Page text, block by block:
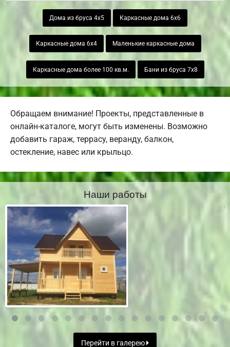
Дома из бруса 4х5 Каркасные дома 6х6
Каркасные дома 6х4 Маленькие каркасные дома
Каркасные дома более 100 кв.м. Бани из бруса 7х8
Обращаем внимание! Проекты, представленные в
онлайн-каталоге, могут быть изменены. Возможно
добавить гараж, террасу, веранду, балкон,
остекление, навес или крыльцо.
Наши работы
Перейти в галерею